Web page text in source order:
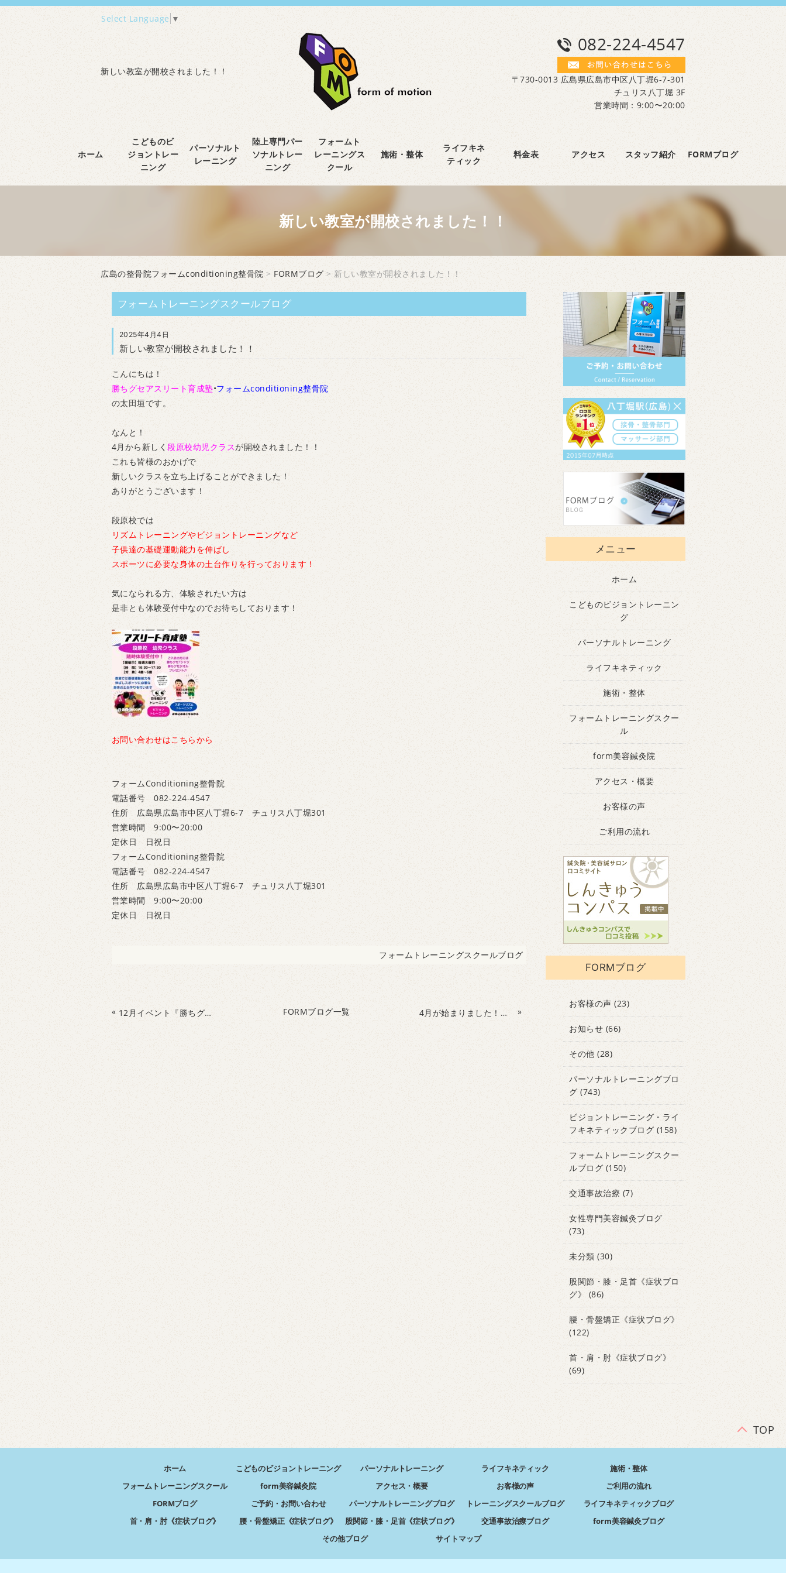
Select Language ▼
新しい教室が開校されました！！
082-224-4547
〒730-0013 広島県広島市中区八丁堀6-7-301
チュリス八丁堀 3F
営業時間：9:00〜20:00
ホーム
こどものビ
ジョントレー
ニング
パーソナルト
レーニング
陸上専門パー
ソナルトレー
ニング
フォームト
レーニングス
クール
施術・整体
ライフキネ
ティック
料金表 アクセス スタッフ紹介 FORMブログ
新しい教室が開校されました！！
広島の整骨院フォームconditioning整骨院 > FORMブログ > 新しい教室が開校されました！！
フォームトレーニングスクールブログ
2025年4月4日
新しい教室が開校されました！！
こんにちは！
勝ちグセアスリート育成塾•フォームconditioning整骨院
の太田垣です。
なんと！
4月から新しく段原校幼児クラスが開校されました！！
これも皆様のおかげで
新しいクラスを立ち上げることができました！
ありがとうございます！
段原校では
リズムトレーニングやビジョントレーニングなど
子供達の基礎運動能力を伸ばし
スポーツに必要な身体の土台作りを行っております！
気になられる方、体験されたい方は
是非とも体験受付中なのでお待ちしております！
お問い合わせはこちらから
フォームConditioning整骨院
電話番号 082-224-4547
住所 広島県広島市中区八丁堀6-7 チュリス八丁堀301
営業時間 9:00〜20:00
定休日 日祝日
フォームConditioning整骨院
電話番号 082-224-4547
住所 広島県広島市中区八丁堀6-7 チュリス八丁堀301
営業時間 9:00〜20:00
定休日 日祝日
フォームトレーニングスクールブログ
« 12月イベント『勝ちグセ冬の運動会』開催いたします！ FORMブログ一覧 4月が始まりました！新メンバーでスタート！ »
メニュー
ホーム
こどものビジョントレーニン
グ
パーソナルトレーニング
ライフキネティック
施術・整体
フォームトレーニングスクー
ル
form美容鍼灸院
アクセス・概要
お客様の声
ご利用の流れ
FORMブログ
お客様の声 (23)
お知らせ (66)
その他 (28)
パーソナルトレーニングブロ
グ (743)
ビジョントレーニング・ライ
フキネティックブログ (158)
フォームトレーニングスクー
ルブログ(150)
交通事故治療 (7)
女性専門美容鍼灸ブログ
(73)
未分類 (30)
股関節・膝・足首《症状ブロ
グ》
(86)
腰・骨盤矯正《症状ブログ》
(122)
首・肩・肘《症状ブログ》
(69)
TOP
ホーム こどものビジョントレーニング パーソナルトレーニング ライフキネティック
施術・整体
フォームトレーニングスクール
form美容鍼灸院 アクセス・概要 お客様の声
ご利用の流れ
FORMブログ
ご予約・お問い合わせ パーソナルトレーニングブログ トレーニングスクールブログ
ライフキネティックブログ
首・肩・肘《症状ブログ》
腰・骨盤矯正《症状ブログ》 股関節・膝・足首《症状ブログ》 交通事故治療ブログ
form美容鍼灸ブログ
その他ブログ
サイトマップ